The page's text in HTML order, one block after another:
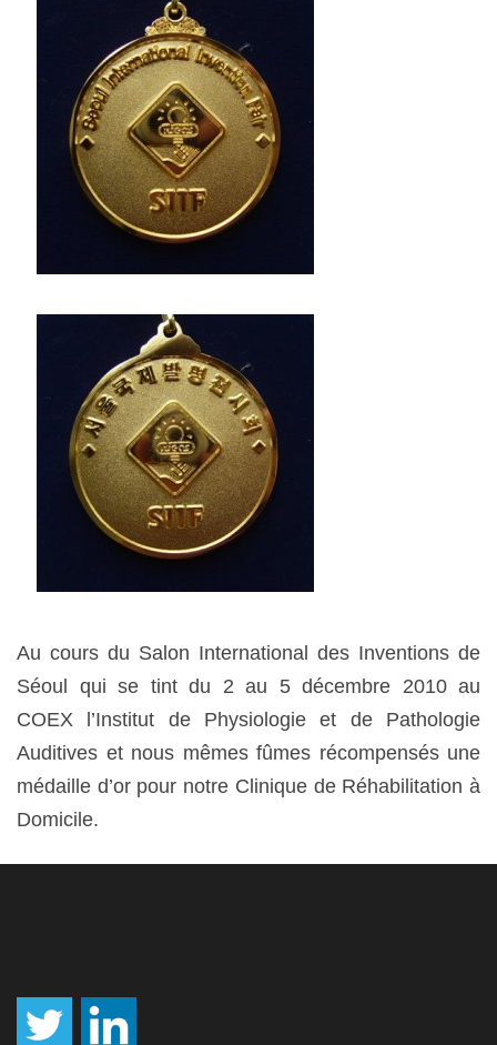
Au cours du Salon International des Inventions de
Séoul qui se tint du 2 au 5 décembre 2010 au
COEX l’Institut de Physiologie et de Pathologie
Auditives et nous mêmes fûmes récompensés une
médaille d’or pour notre Clinique de Réhabilitation à
Domicile.